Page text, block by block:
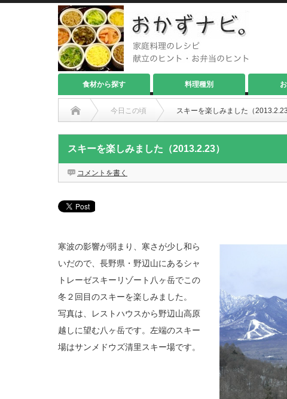
食材から探す 料理種別
今日この頃 スキーを楽しみました（2013.2.23
スキーを楽しみました（2013.2.23）
コメントを書く
寒波の影響が弱まり、寒さが少し和ら
いだので、長野県・野辺山にあるシャ
トレーゼスキーリゾート八ヶ岳でこの
冬２回目のスキーを楽しみました。
写真は、レストハウスから野辺山高原
越しに望む八ヶ岳です。左端のスキー
場はサンメドウズ清里スキー場です。